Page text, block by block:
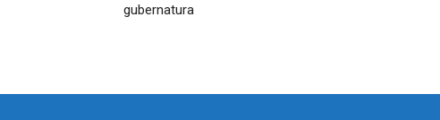
gubernatura